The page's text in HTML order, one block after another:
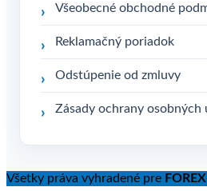
Všeobecné obchodné
Reklamačný poriadok
Odstúpenie od zmluvy
Zásady ochrany osobných
Všetky práva vyhradené pre